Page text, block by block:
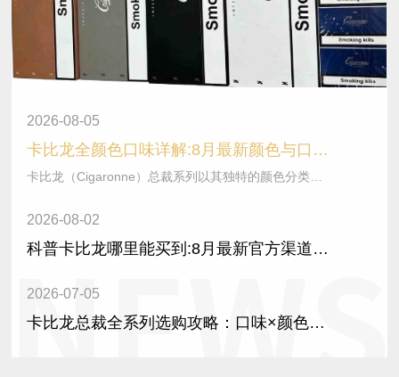
2026-08-05
卡比龙全颜色口味详解:8月最新颜色与口味区别（附真假颜色说明）
2026-08-02
科普卡比龙哪里能买到:8月最新官方渠道+购买指南
2026-07-05
卡比龙总裁全系列选购攻略：口味×颜色×版本×规格×焦油量一文看懂（2026最新版）